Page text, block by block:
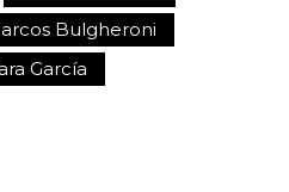
Bulgheroni
García